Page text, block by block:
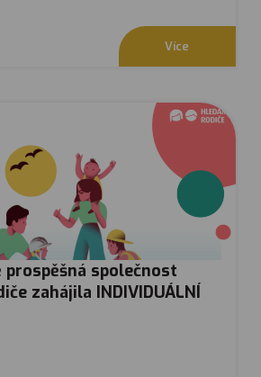
Více
prospěšná společnost
zahájila INDIVIDUÁLNÍ